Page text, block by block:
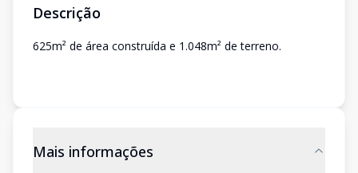
Descrição
625m² de área construída e 1.048m² de terreno.
Mais informações